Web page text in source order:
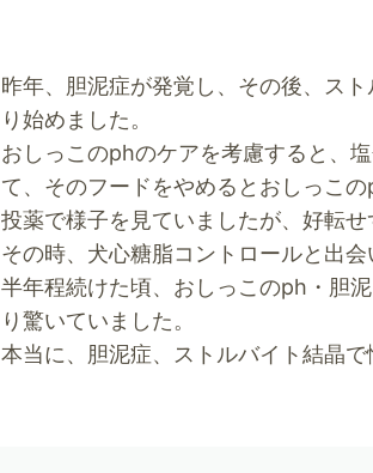
昨年、胆泥症が発覚し、その後、ス
り始めました。
おしっこのphのケアを考慮すると、
て、そのフードをやめるとおしっこ
投薬で様子を見ていましたが、好転
その時、犬心糖脂コントロールと出
半年程続けた頃、おしっこのph・胆
り驚いていました。
本当に、胆泥症、ストルバイト結晶